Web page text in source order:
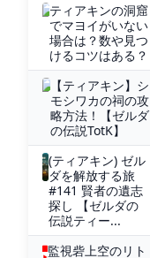
ティアキンの洞窟
でマヨイがいない
場合は？数や見つ
けるコツはある？
【ティアキン】シ
モシワカの祠の攻
略方法！【ゼルダ
の伝説TotK】
(ティアキン) ゼル
ダを解放する旅
#141 賢者の遺志
探し 【ゼルダの
伝説ティー...
監視砦上空のリト